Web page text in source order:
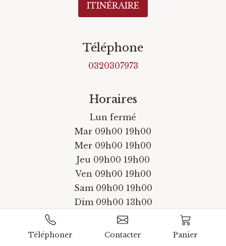
ITINÉRAIRE
Téléphone
0320307973
Horaires
Lun fermé
Mar 09h00 19h00
Mer 09h00 19h00
Jeu 09h00 19h00
Ven 09h00 19h00
Sam 09h00 19h00
Dim 09h00 13h00
Téléphoner Contacter Panier